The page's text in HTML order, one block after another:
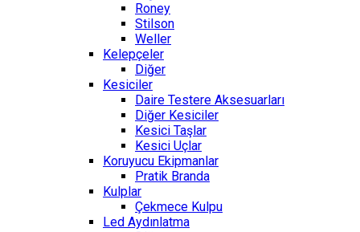
Roney
Stilson
Weller
Kelepçeler
Diğer
Kesiciler
Daire Testere Aksesuarları
Diğer Kesiciler
Kesici Taşlar
Kesici Uçlar
Koruyucu Ekipmanlar
Pratik Branda
Kulplar
Çekmece Kulpu
Led Aydınlatma